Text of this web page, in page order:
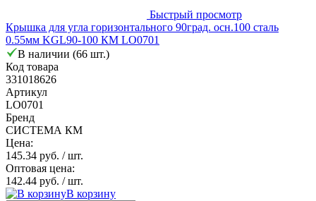
Быстрый просмотр
Крышка для угла горизонтального 90град. осн.100 сталь
0.55мм KGL90-100 КМ LO0701
В наличии (66 шт.)
Код товара
331018626
Артикул
LO0701
Бренд
СИСТЕМА КМ
Цена:
145.34 руб. / шт.
Оптовая цена:
142.44 руб. / шт.
В корзину